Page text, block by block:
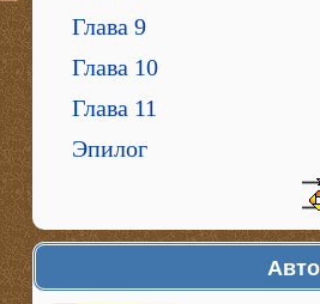
Глава 9
Глава 10
Глава 11
Эпилог